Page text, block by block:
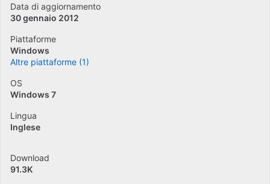
Data di aggiornamento
30 gennaio 2012
Piattaforme
Windows
Altre piattaforme (1)
OS
Windows 7
Lingua
Inglese
Download
91.3K